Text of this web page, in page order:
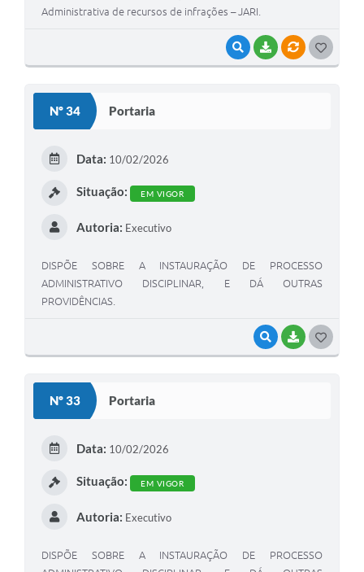
VISUALIZAR
BAIXARVÍNCULOS
Administrativa de recursos de infrações – JARI.
Nº 34 Portaria
VISUALIZAR
BAIXAR
Data: 10/02/2026
Situação: EM VIGOR
Autoria: Executivo
DISPÕE SOBRE A INSTAURAÇÃO DE PROCESSO
ADMINISTRATIVO DISCIPLINAR, E DÁ OUTRAS
PROVIDÊNCIAS.
Nº 33 Portaria
Data: 10/02/2026
Situação: EM VIGOR
Autoria: Executivo
DISPÕE SOBRE A INSTAURAÇÃO DE PROCESSO